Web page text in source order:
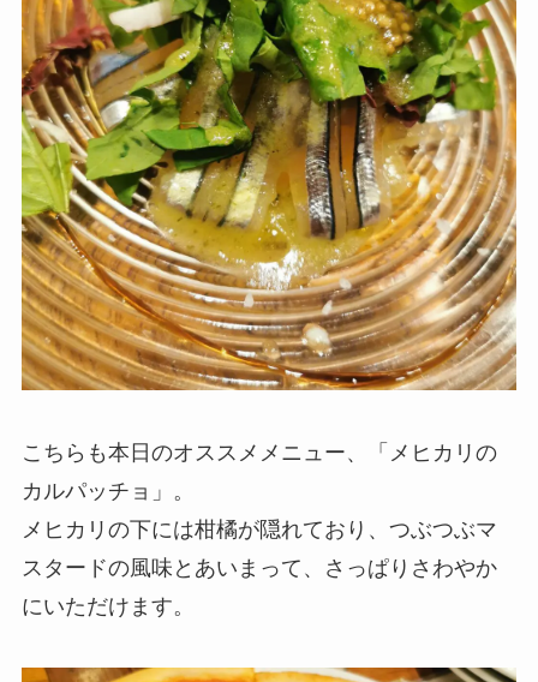
こちらも本日のオススメメニュー、「メヒカリの
カルパッチョ」。
メヒカリの下には柑橘が隠れており、つぶつぶマ
スタードの風味とあいまって、さっぱりさわやか
にいただけます。